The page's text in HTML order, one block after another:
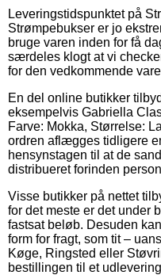
Leveringstidspunktet på
Strømpebukser er jo
bruge varen inden for få
særdeles klogt at vi
for den vedkommende
En del online butikker
eksempelvis Gabriella
Farve: Mokka, Størrelse:
ordren aflægges tidligere
hensynstagen til at de
distribueret forinden
Visse butikker på nettet
for det meste er det under
fastsat beløb. Desuden
form for fragt, som tit –
Køge, Ringsted eller
bestillingen til et